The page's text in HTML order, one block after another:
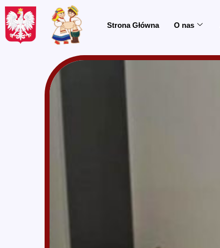
treści
Strona Główna O nas